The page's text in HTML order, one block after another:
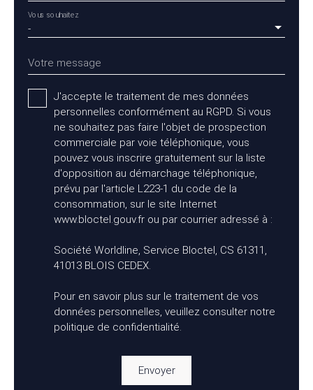
-
Vous souhaitez
Votre message
J'accepte le traitement de mes données
personnelles conformément au RGPD. Si vous
ne souhaitez pas faire l'objet de prospection
commerciale par voie téléphonique, vous
pouvez vous inscrire gratuitement sur la liste
d'opposition au démarchage téléphonique,
prévu par l'article L223-1 du code de la
consommation, sur le site Internet
www.bloctel.gouv.fr ou par courrier adressé à :
Société Worldline, Service Bloctel, CS 61311,
41013 BLOIS CEDEX.
Pour en savoir plus sur le traitement de vos
données personnelles, veuillez consulter notre
politique de confidentialité.
Envoyer